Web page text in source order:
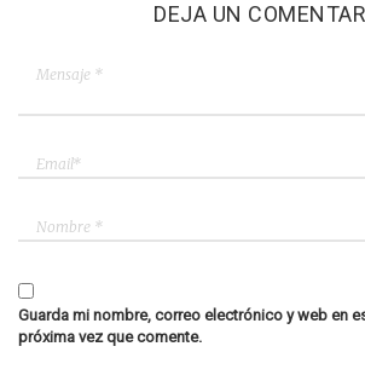
DEJA UN
Guarda mi nombre, correo electrónico y web en
próxima vez que comente.